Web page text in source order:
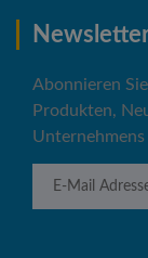
Abonnieren
Produkten,
E-Mail